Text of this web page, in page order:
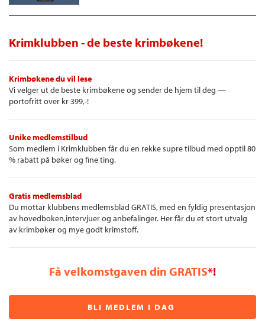
Krimklubben - de beste krimbøkene!
Krimbøkene du vil lese
Vi velger ut de beste krimbøkene og sender de hjem til deg —
portofritt over kr 399,-!
Unike medlemstilbud
Som medlem i Krimklubben får du en rekke supre tilbud med opptil 80
% rabatt på bøker og fine ting.
Gratis medlemsblad
Du mottar klubbens medlemsblad GRATIS, med en fyldig presentasjon
av hovedboken,intervjuer og anbefalinger. Her får du et stort utvalg
av krimbøker og mye godt krimstoff.
Få velkomstgaven din GRATIS*!
BLI MEDLEM I DAG